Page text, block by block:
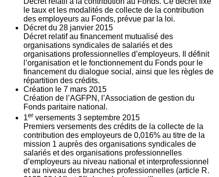
le taux et les modalités de collecte de la contribution
des employeurs au Fonds, prévue par la loi.
Décret du 28 janvier 2015
Décret relatif au financement mutualisé des
organisations syndicales de salariés et des
organisations professionnelles d’employeurs. Il définit
l’organisation et le fonctionnement du Fonds pour le
financement du dialogue social, ainsi que les règles de
répartition des crédits.
Création le 7 mars 2015
Création de l’AGFPN, l’Association de gestion du
Fonds paritaire national.
1er versements 3 septembre 2015
Premiers versements des crédits de la collecte de la
contribution des employeurs de 0,016% au titre de la
mission 1 auprès des organisations syndicales de
salariés et des organisations professionnelles
d’employeurs au niveau national et interprofessionnel
et au niveau des branches professionnelles (article R.